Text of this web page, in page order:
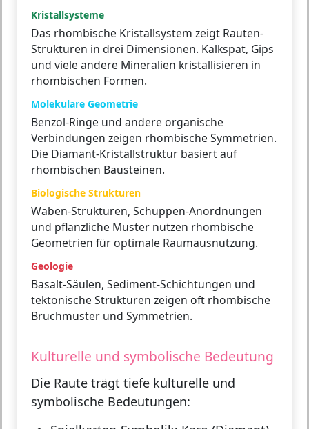
Kristallsysteme
Das rhombische Kristallsystem zeigt Rauten-
Strukturen in drei Dimensionen. Kalkspat, Gips
und viele andere Mineralien kristallisieren in
rhombischen Formen.
Molekulare Geometrie
Benzol-Ringe und andere organische
Verbindungen zeigen rhombische Symmetrien.
Die Diamant-Kristallstruktur basiert auf
rhombischen Bausteinen.
Biologische Strukturen
Waben-Strukturen, Schuppen-Anordnungen
und pflanzliche Muster nutzen rhombische
Geometrien für optimale Raumausnutzung.
Geologie
Basalt-Säulen, Sediment-Schichtungen und
tektonische Strukturen zeigen oft rhombische
Bruchmuster und Symmetrien.
Kulturelle und symbolische Bedeutung
Die Raute trägt tiefe kulturelle und
symbolische Bedeutungen: